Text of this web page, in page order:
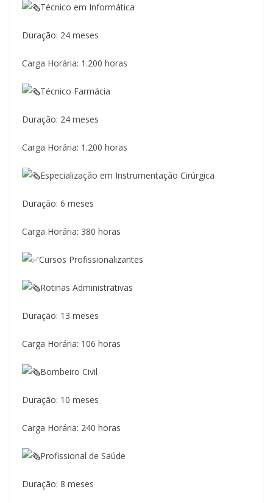
Técnico em Informática
Duração: 24 meses
Carga Horária: 1.200 horas
Técnico Farmácia
Duração: 24 meses
Carga Horária: 1.200 horas
Especialização em Instrumentação Cirúrgica
Duração: 6 meses
Carga Horária: 380 horas
Cursos Profissionalizantes
Rotinas Administrativas
Duração: 13 meses
Carga Horária: 106 horas
Bombeiro Civil
Duração: 10 meses
Carga Horária: 240 horas
Profissional de Saúde
Duração: 8 meses